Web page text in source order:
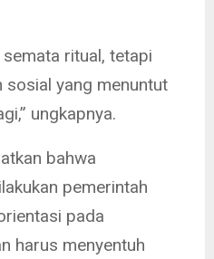
ritual, tetapi
sosial yang menuntut
ungkapnya.
bahwa
pemerintah
pada
harus menyentuh